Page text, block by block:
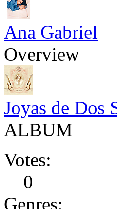
Ana Gabriel
Overview
Joyas de Dos
ALBUM
Votes:
0
Genres: